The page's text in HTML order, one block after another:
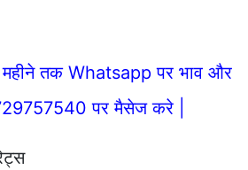
तक Whatsapp पर भाव और
पर मैसेज करे |